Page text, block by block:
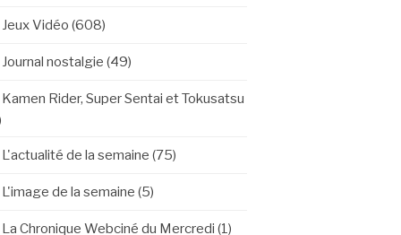
Jeux Vidéo (608)
Journal nostalgie (49)
Kamen Rider, Super Sentai et Tokusatsu
L'actualité de la semaine (75)
L'image de la semaine (5)
La Chronique Webciné du Mercredi (1)